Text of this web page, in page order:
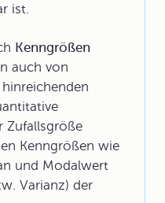
ist.
Kenngrößen
auch von
Zufallsgröße
Kenngrößen wie
und Modalwert
Varianz) der